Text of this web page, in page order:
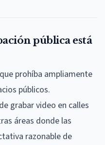
pública está
prohíba ampliamente
públicos.
grabar video en calles
áreas donde las
razonable de